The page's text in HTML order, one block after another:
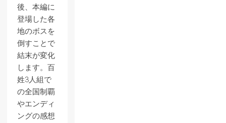
後、本編に
登場した各
地のボスを
倒すことで
結末が変化
します。百
姓3人組で
の全国制覇
やエンディ
ングの感想